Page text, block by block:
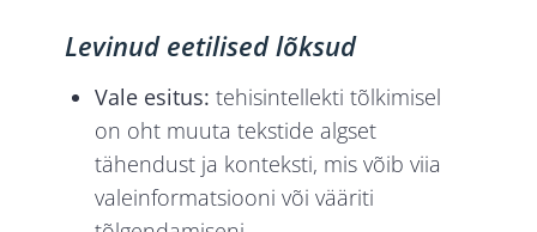
Levinud eetilised lõksud
Vale esitus: tehisintellekti tõlkimisel
on oht muuta tekstide algset
tähendust ja konteksti, mis võib viia
valeinformatsiooni või vääriti